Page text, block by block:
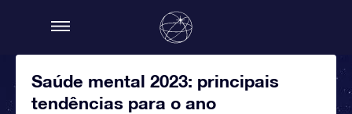
Saúde mental 2023: principais
tendências para o ano